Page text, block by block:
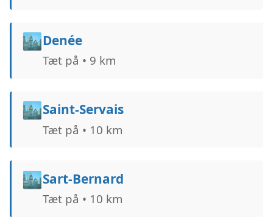
🏙️Denée
Tæt på • 9 km
🏙️Saint-Servais
Tæt på • 10 km
🏙️Sart-Bernard
Tæt på • 10 km